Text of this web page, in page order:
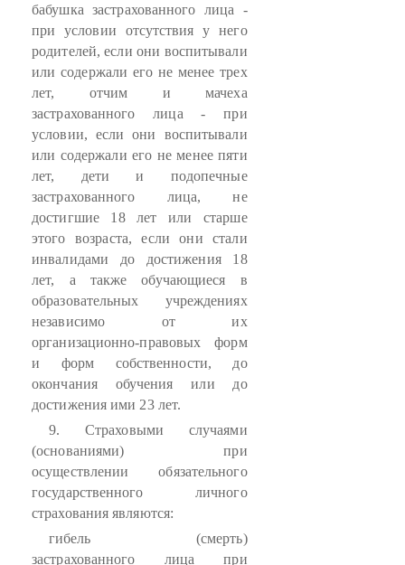
бабушка застрахованного лица -
при условии отсутствия у него
родителей, если они воспитывали
или содержали его не менее трех
лет, отчим и мачеха
застрахованного лица - при
условии, если они воспитывали
или содержали его не менее пяти
лет, дети и подопечные
застрахованного лица, не
достигшие 18 лет или старше
этого возраста, если они стали
инвалидами до достижения 18
лет, а также обучающиеся в
образовательных учреждениях
независимо от их
организационно-правовых форм
и форм собственности, до
окончания обучения или до
достижения ими 23 лет.
9. Страховыми случаями
(основаниями) при
осуществлении обязательного
государственного личного
страхования являются:
гибель (смерть)
застрахованного лица при